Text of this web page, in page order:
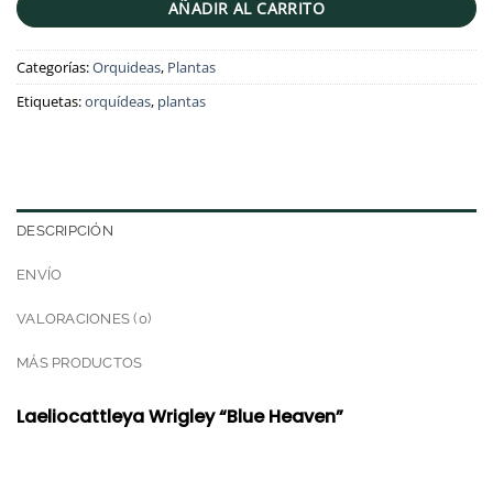
AÑADIR AL CARRITO
Categorías:Orquideas, Plantas
Etiquetas:orquídeas, plantas
DESCRIPCIÓN
ENVÍO
VALORACIONES (0)
MÁS PRODUCTOS
Laeliocattleya Wrigley “Blue Heaven”